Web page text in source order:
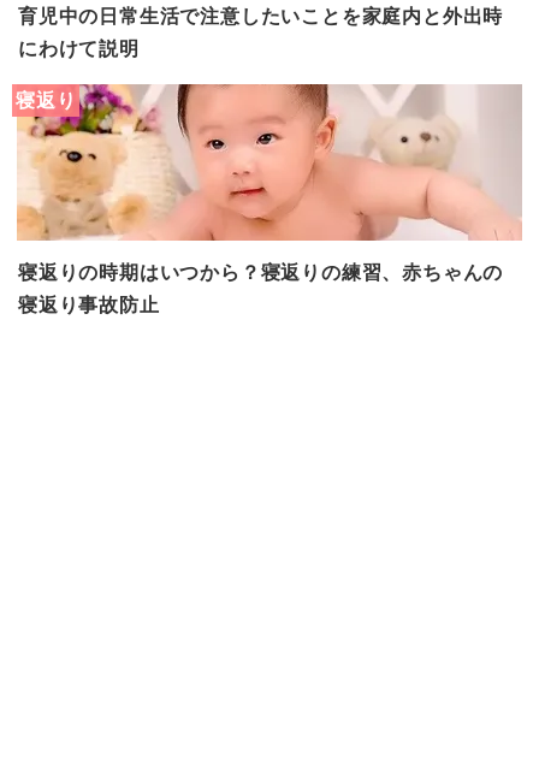
育児中の日常生活で注意したいことを家庭内と外出時
にわけて説明
寝返り
寝返りの時期はいつから？寝返りの練習、赤ちゃんの
寝返り事故防止